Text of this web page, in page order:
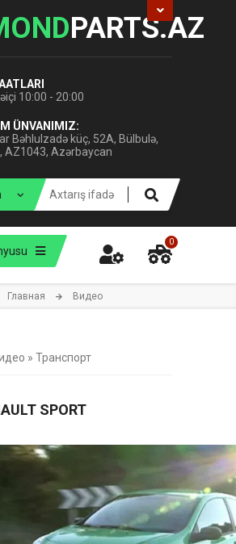
PARTS.AZ
10:00 - 20:00
ÜNVANIMIZ:
Bəhlulzadə küç, 52A, Bülbulə,
AZ1043, Azərbaycan
0
Главная Видео
» Транспорт
SPORT